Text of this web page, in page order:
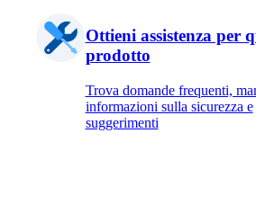
Ottieni assistenza per
prodotto
Trova domande frequenti,
informazioni sulla sicurezza e
suggerimenti